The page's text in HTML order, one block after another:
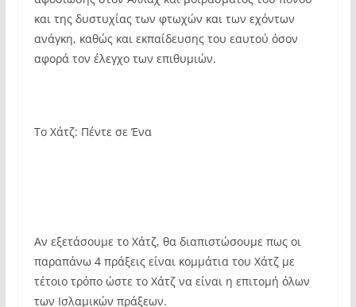
και της δυστυχίας των φτωχών και των εχόντων
ανάγκη, καθώς και εκπαίδευσης του εαυτού όσον
αφορά τον έλεγχο των επιθυμιών.
Το Χάτζ: Πέντε σε Ένα
Αν εξετάσουμε το Χάτζ, θα διαπιστώσουμε πως οι
παραπάνω 4 πράξεις είναι κομμάτια του Χάτζ με
τέτοιο τρόπο ώστε το Χάτζ να είναι η επιτομή όλων
των Ισλαμικών πράξεων.